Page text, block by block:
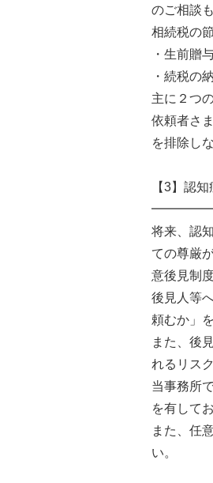
のご相談
相続税の
・生前贈
・続税の
主に２つ
依頼者さ
を排除し
【3】認
将来、認
ての尊厳
意後見制
後見人等
頼むか」
また、後
れるリス
当事務所
を有して
また、任
い。